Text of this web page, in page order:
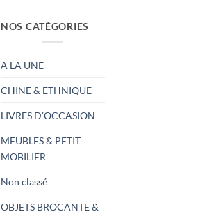
NOS CATÉGORIES
A LA UNE
CHINE & ETHNIQUE
LIVRES D’OCCASION
MEUBLES & PETIT
MOBILIER
Non classé
OBJETS BROCANTE &